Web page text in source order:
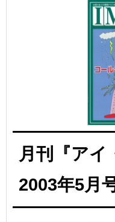
月刊『アイ
2003年5月